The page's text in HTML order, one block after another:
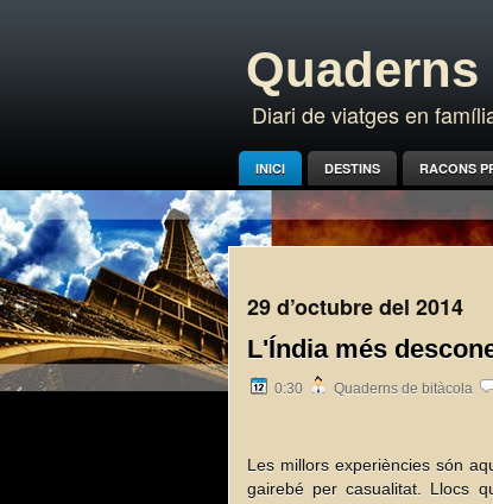
Diari de viatges en
INICI DESTINS RACONS
29 d’octubre del 2014
L'Índia més
0:30 Quaderns de bitàcola
Les millors experiències són
gairebé per casualitat. Llocs